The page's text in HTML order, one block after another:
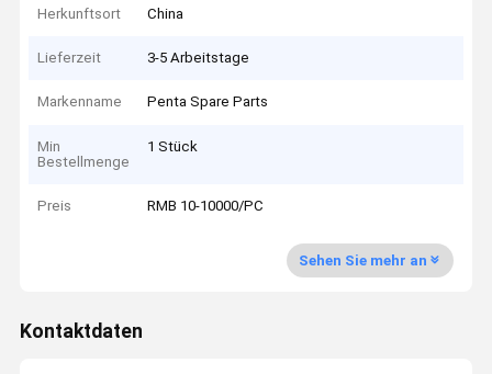
Herkunftsort China
Lieferzeit 3-5 Arbeitstage
Markenname Penta Spare Parts
Min
Bestellmenge
1 Stück
Preis RMB 10-10000/PC
Sehen Sie mehr an
Kontaktdaten